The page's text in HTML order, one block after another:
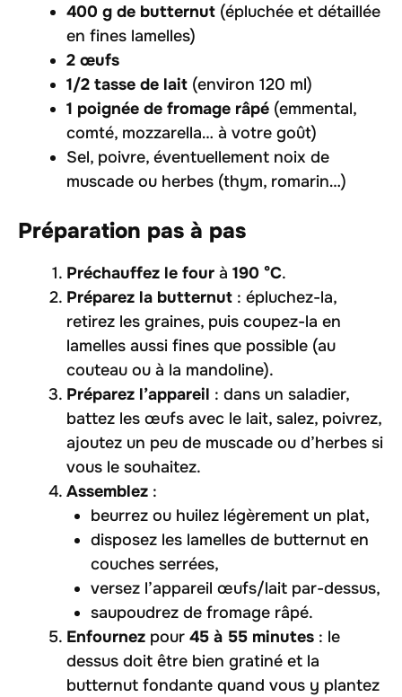
400 g de butternut (épluchée et détaillée
en fines lamelles)
2 œufs
1/2 tasse de lait (environ 120 ml)
1 poignée de fromage râpé (emmental,
comté, mozzarella… à votre goût)
Sel, poivre, éventuellement noix de
muscade ou herbes (thym, romarin…)
Préparation pas à pas
Préchauffez le four à 190 °C.
Préparez la butternut : épluchez-la,
retirez les graines, puis coupez-la en
lamelles aussi fines que possible (au
couteau ou à la mandoline).
Préparez l’appareil : dans un saladier,
battez les œufs avec le lait, salez, poivrez,
ajoutez un peu de muscade ou d’herbes si
vous le souhaitez.
Assemblez :
beurrez ou huilez légèrement un plat,
disposez les lamelles de butternut en
couches serrées,
versez l’appareil œufs/lait par-dessus,
saupoudrez de fromage râpé.
Enfournez pour 45 à 55 minutes : le
dessus doit être bien gratiné et la
butternut fondante quand vous y plantez